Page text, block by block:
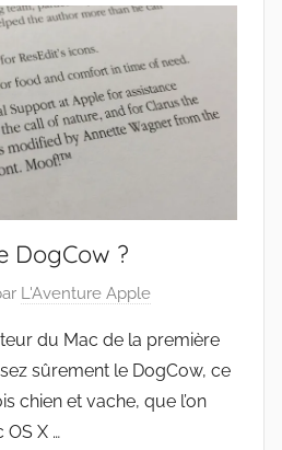
DogCow ?
L'Aventure Apple
du Mac de la première
sûrement le DogCow, ce
chien et vache, que l’on
X …